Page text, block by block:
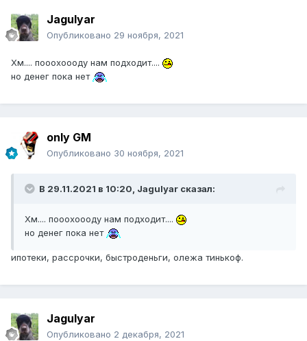
Jagulyar
Опубликовано 29 ноября, 2021
Хм.... пооохоооду нам подходит....
но денег пока нет
only GM
Опубликовано 30 ноября, 2021
В 29.11.2021 в 10:20, Jagulyar сказал:
Хм.... пооохоооду нам подходит....
но денег пока нет
ипотеки, рассрочки, быстроденьги, олежа тинькоф.
Jagulyar
Опубликовано 2 декабря, 2021